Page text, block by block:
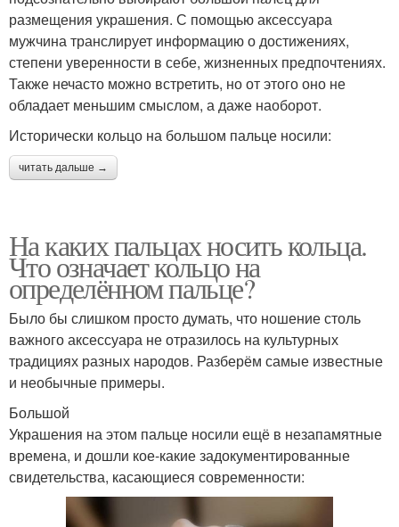
размещения украшения. С помощью аксессуара
мужчина транслирует информацию о достижениях,
степени уверенности в себе, жизненных предпочтениях.
Также нечасто можно встретить, но от этого оно не
обладает меньшим смыслом, а даже наоборот.
Исторически кольцо на большом пальце носили:
читать дальше →
На каких пальцах носить кольца.
Что означает кольцо на
определённом пальце?
Было бы слишком просто думать, что ношение столь
важного аксессуара не отразилось на культурных
традициях разных народов. Разберём самые известные
и необычные примеры.
Большой
Украшения на этом пальце носили ещё в незапамятные
времена, и дошли кое-какие задокументированные
свидетельства, касающиеся современности: